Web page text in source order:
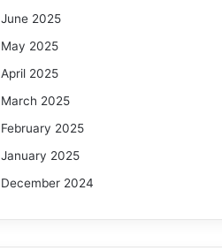
June 2025
May 2025
April 2025
March 2025
February 2025
January 2025
December 2024